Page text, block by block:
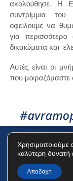
ακολούθησε. Η
συντρίμμια
οφείλουμε να
για
δικαιώματα και
Αυτές είναι οι
που μοιραζόμαστε
Όροι Χρήσης
Χρησιμοποιούμε
καλύτερη δυνατή
Αποδοχή